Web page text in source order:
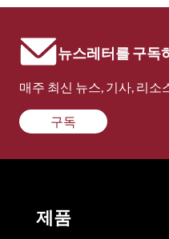
뉴스레터를 구독
매주 최신 뉴스, 기사, 리소
구독
제품